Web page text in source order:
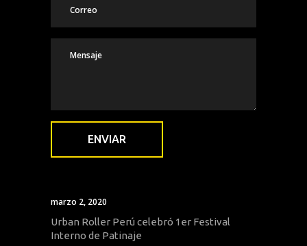
marzo 2, 2020
Urban Roller Perú celebró 1er Festival
Interno de Patinaje